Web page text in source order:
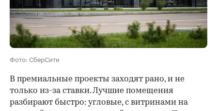
Фото: СберСити
В премиальные проекты заходят рано, и не
только из-за ставки. Лучшие помещения
разбирают быстро: угловые, с витринами на